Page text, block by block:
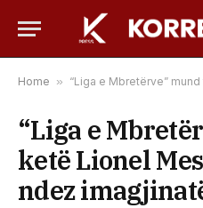
Home » “Liga e Mbretërve” mund të ketë
“Liga e
ketë Lionel
ndez